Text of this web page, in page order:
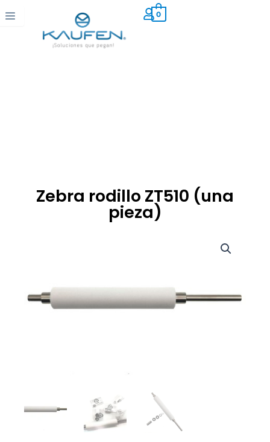
al
contenido
0
Zebra rodillo ZT510 (una
pieza)